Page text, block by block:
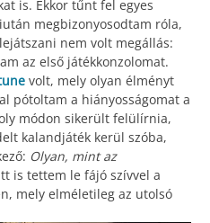
is. Ekkor tűnt fel egyes
megbizonyosodtam róla,
nem volt megállás:
az első játékkonzolomat.
volt, mely olyan élményt
pótoltam a hiányosságomat a
módon sikerült felülírnia,
kalandjáték kerül szóba,
Olyan, mint az
is tettem le fájó szívvel a
mely elméletileg az utolsó